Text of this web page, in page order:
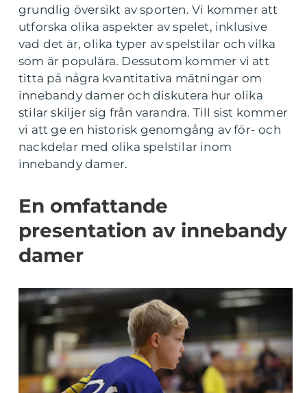
grundlig översikt av sporten. Vi kommer att
utforska olika aspekter av spelet, inklusive
vad det är, olika typer av spelstilar och vilka
som är populära. Dessutom kommer vi att
titta på några kvantitativa mätningar om
innebandy damer och diskutera hur olika
stilar skiljer sig från varandra. Till sist kommer
vi att ge en historisk genomgång av för- och
nackdelar med olika spelstilar inom
innebandy damer.
En omfattande
presentation av innebandy
damer